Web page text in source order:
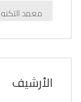
الإعلانات
اﻷرشيف